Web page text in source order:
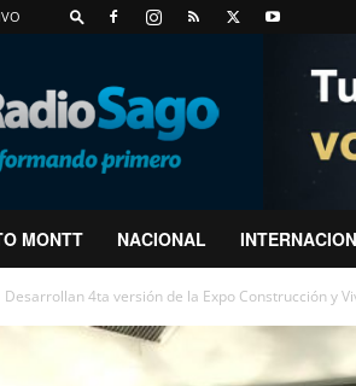
MONTT NACIONAL
Desarrollan 4ta versión de la Expo Construcción y